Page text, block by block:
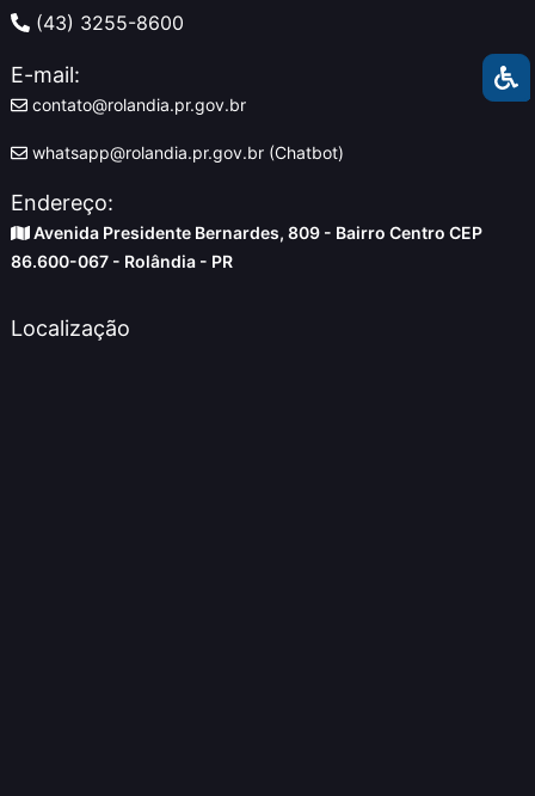
(43) 3255-8600
E-mail:
contato@rolandia.pr.gov.br
whatsapp@rolandia.pr.gov.br (Chatbot)
Endereço:
Avenida Presidente Bernardes, 809 - Bairro Centro CEP
86.600-067 - Rolândia - PR
Localização